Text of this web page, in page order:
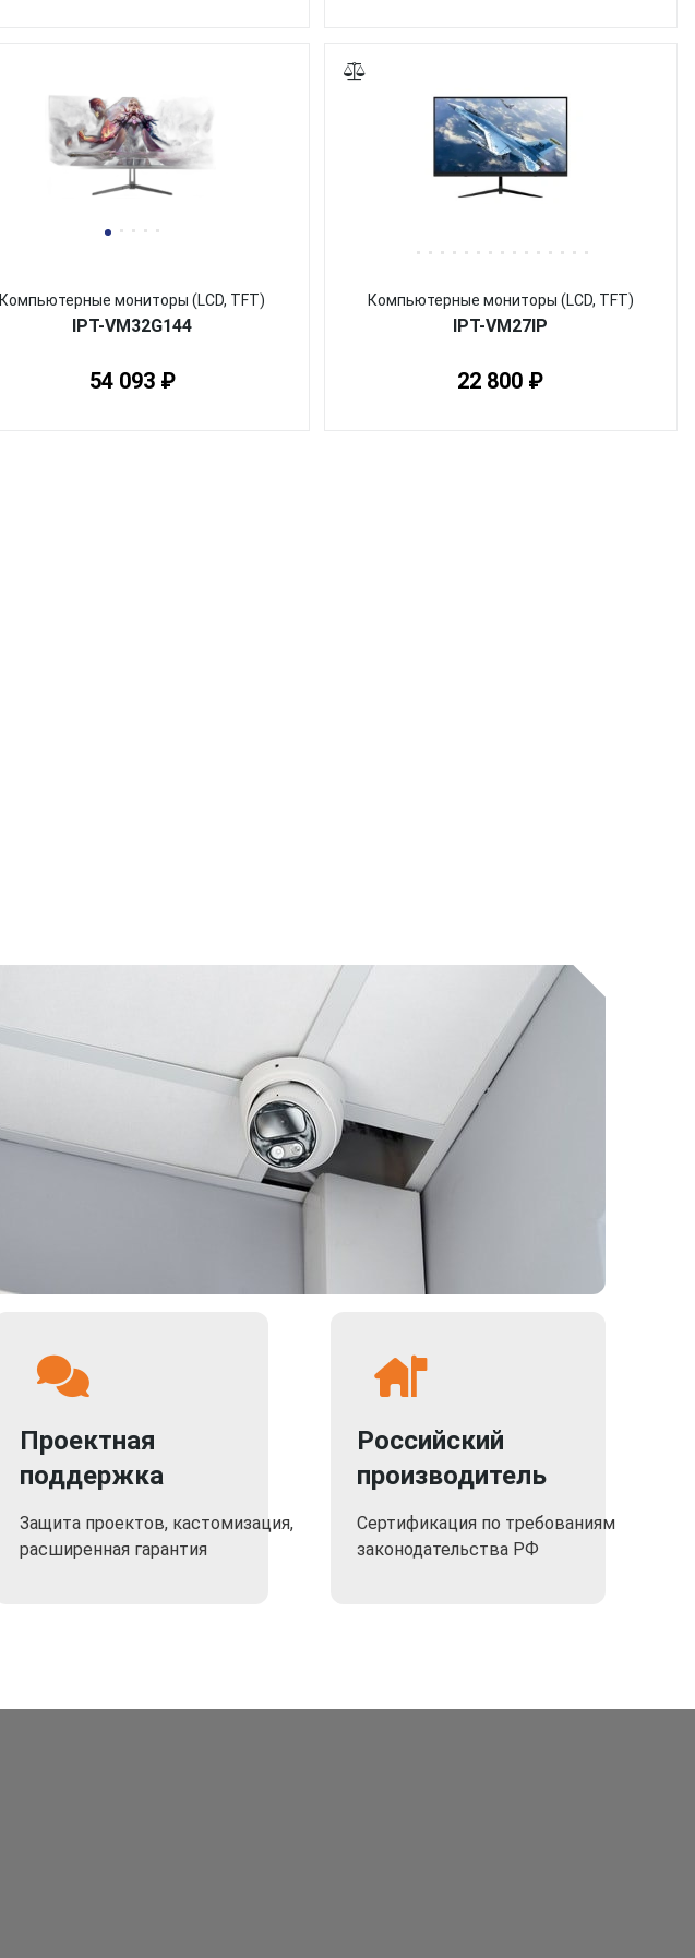
Компьютерные мониторы (LCD, TFT)
IPT-VM32G144
54 093 ₽
Компьютерные мониторы (LCD, TFT)
IPT-VM27IP
22 800 ₽
Проектная
поддержка
Защита проектов, кастомизация,
расширенная гарантия
Российский
производитель
Сертификация по требованиям
законодательства РФ